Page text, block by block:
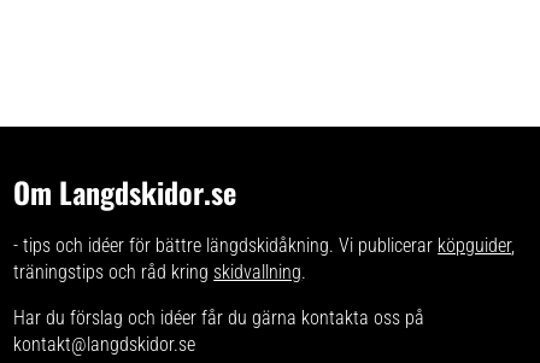
Om Langdskidor.se
- tips och idéer för bättre längdskidåkning. Vi publicerar köpguider,
träningstips och råd kring skidvallning.
Har du förslag och idéer får du gärna kontakta oss på
kontakt@langdskidor.se